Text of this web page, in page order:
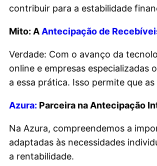
contribuir para a estabilidade
Mito: A Antecipação de
Verdade: Com o avanço da
online e empresas especializadas
a essa prática. Isso permite que
Azura: Parceira na Antecipação
Na Azura, compreendemos a
adaptadas às necessidades
a rentabilidade.